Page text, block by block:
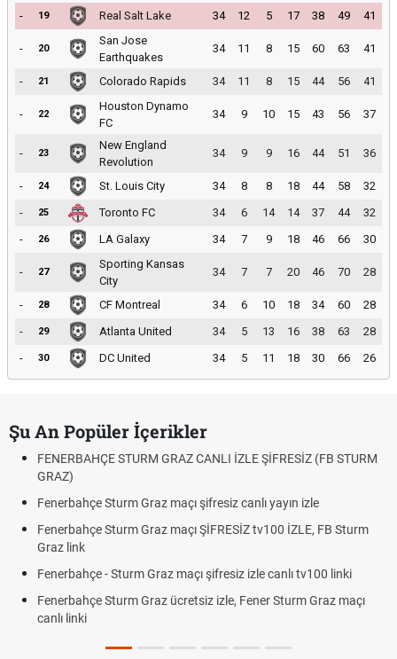
-
19 Real Salt Lake 34 12 5 17 38 49 41
- 20
San Jose
Earthquakes
34 11 8 15 60 63 41
- 21 Colorado Rapids 34 11 8 15 44 56 41
- 22
Houston Dynamo
FC
34 9 10 15 43 56 37
- 23
New England
Revolution
34 9 9 16 44 51 36
- 24 St. Louis City 34 8 8 18 44 58
32
-
25 Toronto FC 34 6 14 14 37 44
32
-
26 LA Galaxy 34 7 9 18 46 66 30
- 27
Sporting Kansas
City
34 7 7 20 46 70 28
- 28 CF Montreal 34 6 10 18 34 60
28
-
29 Atlanta United 34 5 13 16 38 63
28
-
30 DC United 34 5 11 18 30 66 26
Şu An Popüler İçerikler
FENERBAHÇE STURM GRAZ CANLI İZLE ŞİFRESİZ (FB STURM
GRAZ)
Fenerbahçe Sturm Graz maçı şifresiz canlı yayın izle
Fenerbahçe Sturm Graz maçı ŞİFRESİZ tv100 İZLE, FB Sturm
Graz link
Fenerbahçe - Sturm Graz maçı şifresiz izle canlı tv100 linki
Fenerbahçe Sturm Graz ücretsiz izle, Fener Sturm Graz maçı
canlı linki